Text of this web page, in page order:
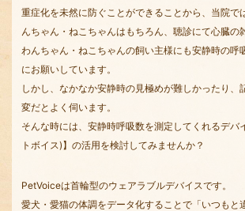
重症化を未然に防ぐことができることから、当院で
んちゃん・ねこちゃんはもちろん、聴診にて心臓の
わんちゃん・ねこちゃんの飼い主様にも安静時の呼
にお願いしています。
しかし、なかなか安静時の見極めが難しかったり、
変だとよく伺います。
そんな時には、安静時呼吸数を測定してくれるデバ
トボイス)】の活用を検討してみませんか？
PetVoiceは首輪型のウェアラブルデバイスです。
愛犬・愛猫の体調をデータ化することで「いつもと